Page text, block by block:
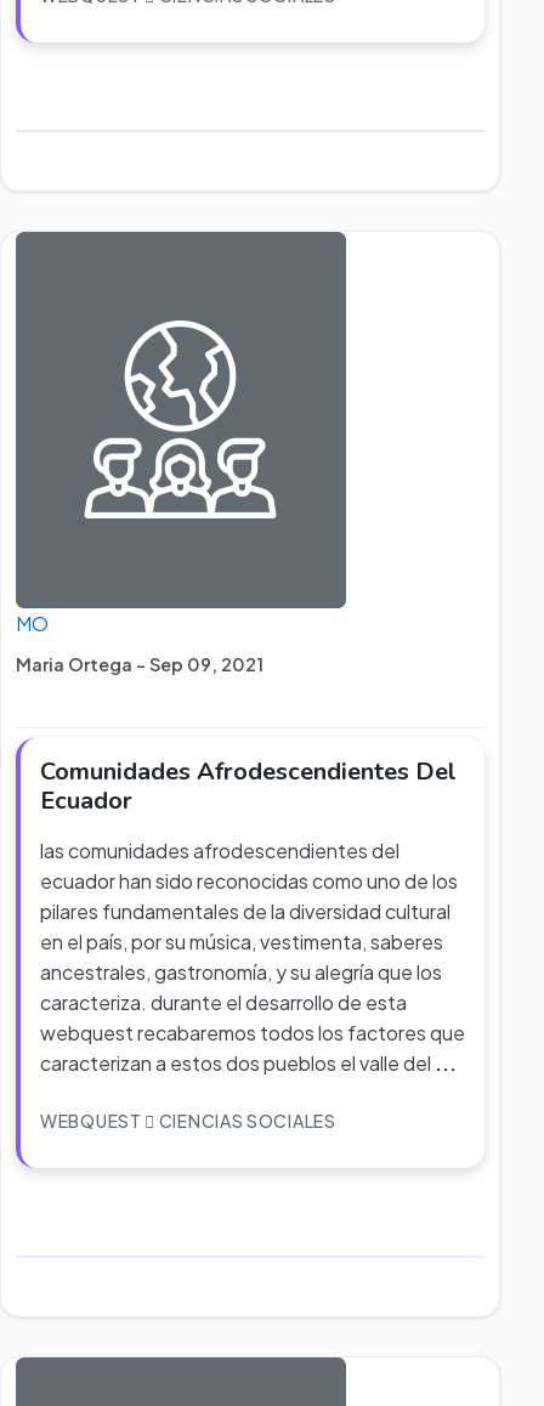
MO
Maria Ortega - Sep 09, 2021
Comunidades Afrodescendientes Del
Ecuador
las comunidades afrodescendientes del
ecuador han sido reconocidas como uno de los
pilares fundamentales de la diversidad cultural
en el país, por su música, vestimenta, saberes
ancestrales, gastronomía, y su alegría que los
caracteriza. durante el desarrollo de esta
webquest recabaremos todos los factores que
caracterizan a estos dos pueblos el valle del ...
WEBQUEST CIENCIAS SOCIALES